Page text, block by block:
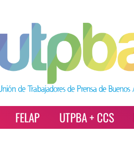
FELAP UTPBA + CCS